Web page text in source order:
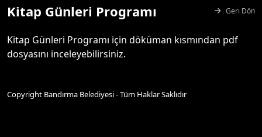
Kitap Günleri Programı Geri Dön
Kitap Günleri Programı için döküman kısmından pdf
dosyasını inceleyebilirsiniz.
Copyright Bandırma Belediyesi - Tüm Haklar Saklıdır